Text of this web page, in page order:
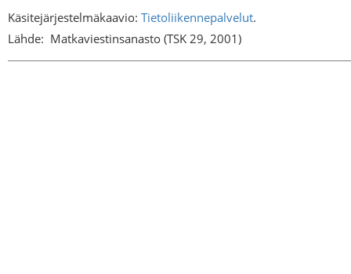
Käsitejärjestelmäkaavio: Tietoliikennepalvelut.
Lähde: Matkaviestinsanasto (TSK 29, 2001)